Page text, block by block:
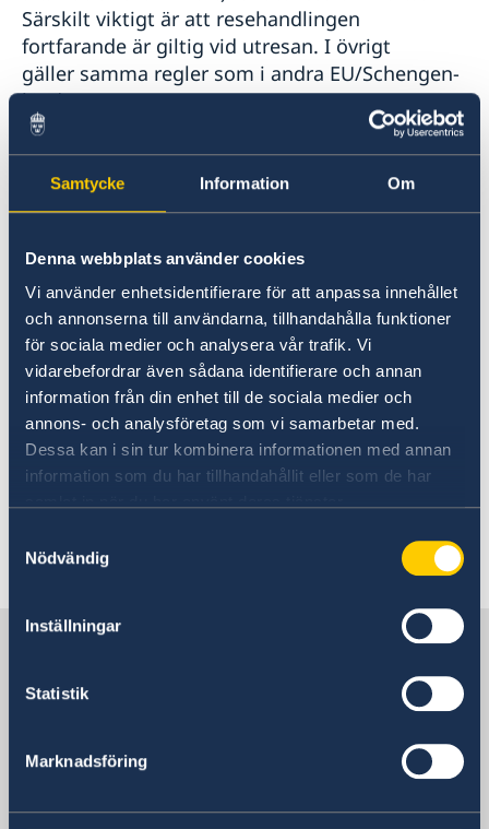
Samtycke Information Om
Denna webbplats använder cookies
Vi använder enhetsidentifierare för att anpassa innehållet
och annonserna till användarna, tillhandahålla funktioner
för sociala medier och analysera vår trafik. Vi
vidarebefordrar även sådana identifierare och annan
information från din enhet till de sociala medier och
annons- och analysföretag som vi samarbetar med.
Dessa kan i sin tur kombinera informationen med annan
information som du har tillhandahållit eller som de har
Nödvändig
Inställningar
Statistik
Marknadsföring
Aktuella händelser
Allmänna säkerhetsläget
Terrorism
In- och utresebestämmelser
Hälso- och sjukvård
Lokala lagar och sedvänjor
Kriminalitet och personlig säkerhet
Trafiksäkerhet
Resa med snus
Hjälp till svenskar i Malta
Rösta i Malta
Pass utomlands
Samordningsnummer
Nationellt id-kort
Provisoriskt pass
Ansökan om pass för barn under 18 år
Förnyelse av pass för barn under 18 år
Förnyelse av pass för vuxna
Gifta sig utomlands
Registrera nyfött barn
Särskilt viktigt är att resehandlingen
fortfarande är giltig vid utresan. I övrigt
gäller samma regler som i andra EU/Schengen-
länder.
Svenska ambassaden och
Utrikesdepartementet ansvarar inte för andra
länders inresebestämmelser eller eventuella
inresebestämmelserna med landets egna
myndigheter eller närmaste ambassad. Tänk på
att in- och utreseregler kan ändras med kort
varsel.
Information om Malta se Visit Malta
Läs mer om inresa till Malta på
flygplatsens hemsida.
Senast uppdaterad 03 aug. 2026, 13.24
Sverige i Malta